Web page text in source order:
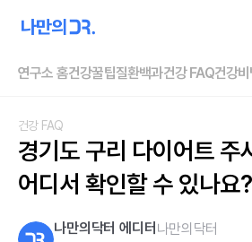
연구소 홈건강꿀팁질환백과건강 FAQ건강비
건강 FAQ
경기도 구리 다이어트 주
어디서 확인할 수 있나요?
나만의닥터 에디터 나만의닥터